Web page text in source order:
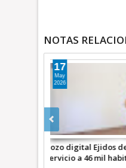
NOTAS
Impulsa Ecatepec
juventudes;
07
Ago
2026